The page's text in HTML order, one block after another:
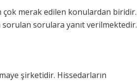
merak edilen konulardan biridir.
sorulara yanıt verilmektedir.
şirketidir. Hissedarların